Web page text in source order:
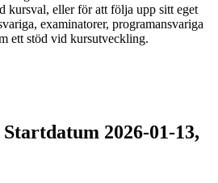
kursval, eller för att följa upp sitt eget
examinatorer, programansvariga
ett stöd vid kursutveckling.
2026-01-13,